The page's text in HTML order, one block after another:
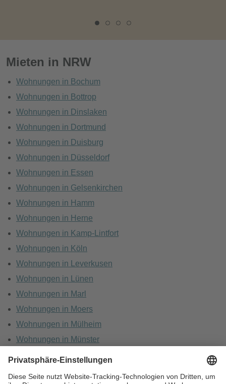
Mieten in NRW
Wohnungen in Bochum
Wohnungen in Bottrop
Wohnungen in Dinslaken
Wohnungen in Dortmund
Wohnungen in Duisburg
Wohnungen in Düsseldorf
Wohnungen in Essen
Wohnungen in Gelsenkirchen
Wohnungen in Hamm
Wohnungen in Herne
Wohnungen in Kamp-Lintfort
Wohnungen in Köln
Wohnungen in Leverkusen
Wohnungen in Lünen
Wohnungen in Marl
Wohnungen in Moers
Wohnungen in Mülheim
Wohnungen in Münster